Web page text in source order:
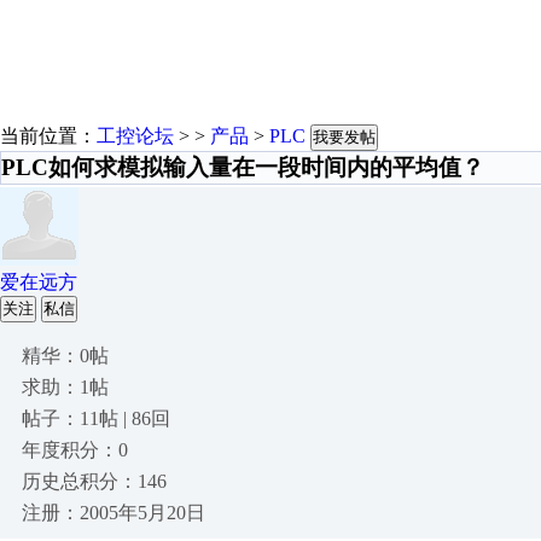
当前位置： 工控论坛 > > 产品 > PLC 我要发帖
PLC如何求模拟输入量在一段时间内的平均值？
爱在远方
关注 私信
精华：0帖
求助：1帖
帖子：11帖 | 86回
年度积分：0
历史总积分：146
注册：2005年5月20日